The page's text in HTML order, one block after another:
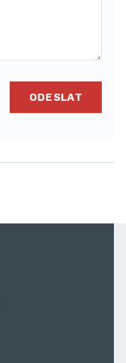
ODESLAT